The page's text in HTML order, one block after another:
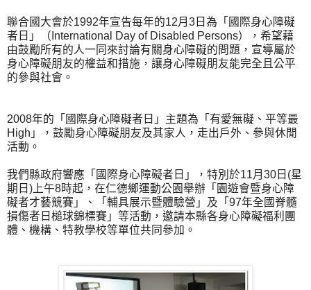
聯合國大會於1992年宣告每年的12月3日為「國際身心障礙
者日」（International Day of Disabled Persons），希望藉
由鼓勵所有的人一同來討論有關身心障礙的問題，宣導屬於
身心障礙朋友的權益和措施，讓身心障礙朋友能完全且公平
的參與社會。
2008年的「國際身心障礙者日」主題為「有愛無礙、平等最
High」，鼓勵身心障礙朋友及其家人，走出戶外、參與休閒
活動。
我們縣政府響應「國際身心障礙者日」，特別於11月30日(星
期日)上午8時起，在仁德鄉運動公園舉辦「園遊會暨身心障
礙者才藝競賽」、「輔具展示暨體驗營」及「97年全國脊髓
損傷者日槌球錦標賽」等活動，邀請本縣各身心障礙福利團
體、機構、特教學校等單位共同參加。